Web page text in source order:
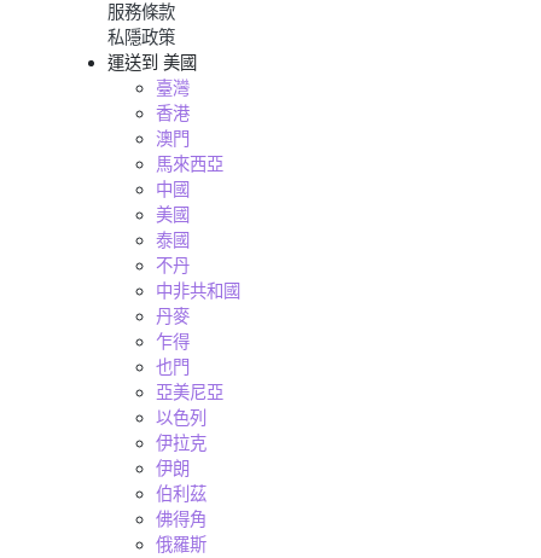
服務條款
私隱政策
運送到 美國
臺灣
香港
澳門
馬來西亞
中國
美國
泰國
不丹
中非共和國
丹麥
乍得
也門
亞美尼亞
以色列
伊拉克
伊朗
伯利茲
佛得角
俄羅斯